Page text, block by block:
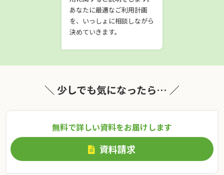
あなたに最適なご利用計画
を、いっしょに相談しながら
決めていきます。
＼ 少しでも気になったら… ／
無料で詳しい資料をお届けします
資料請求